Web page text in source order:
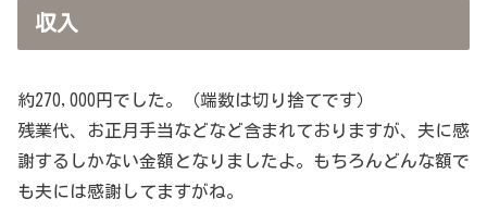
収入
約270,000円でした。（端数は切り捨てです）
残業代、お正月手当などなど含まれておりますが、夫に感
謝するしかない金額となりましたよ。もちろんどんな額で
も夫には感謝してますがね。